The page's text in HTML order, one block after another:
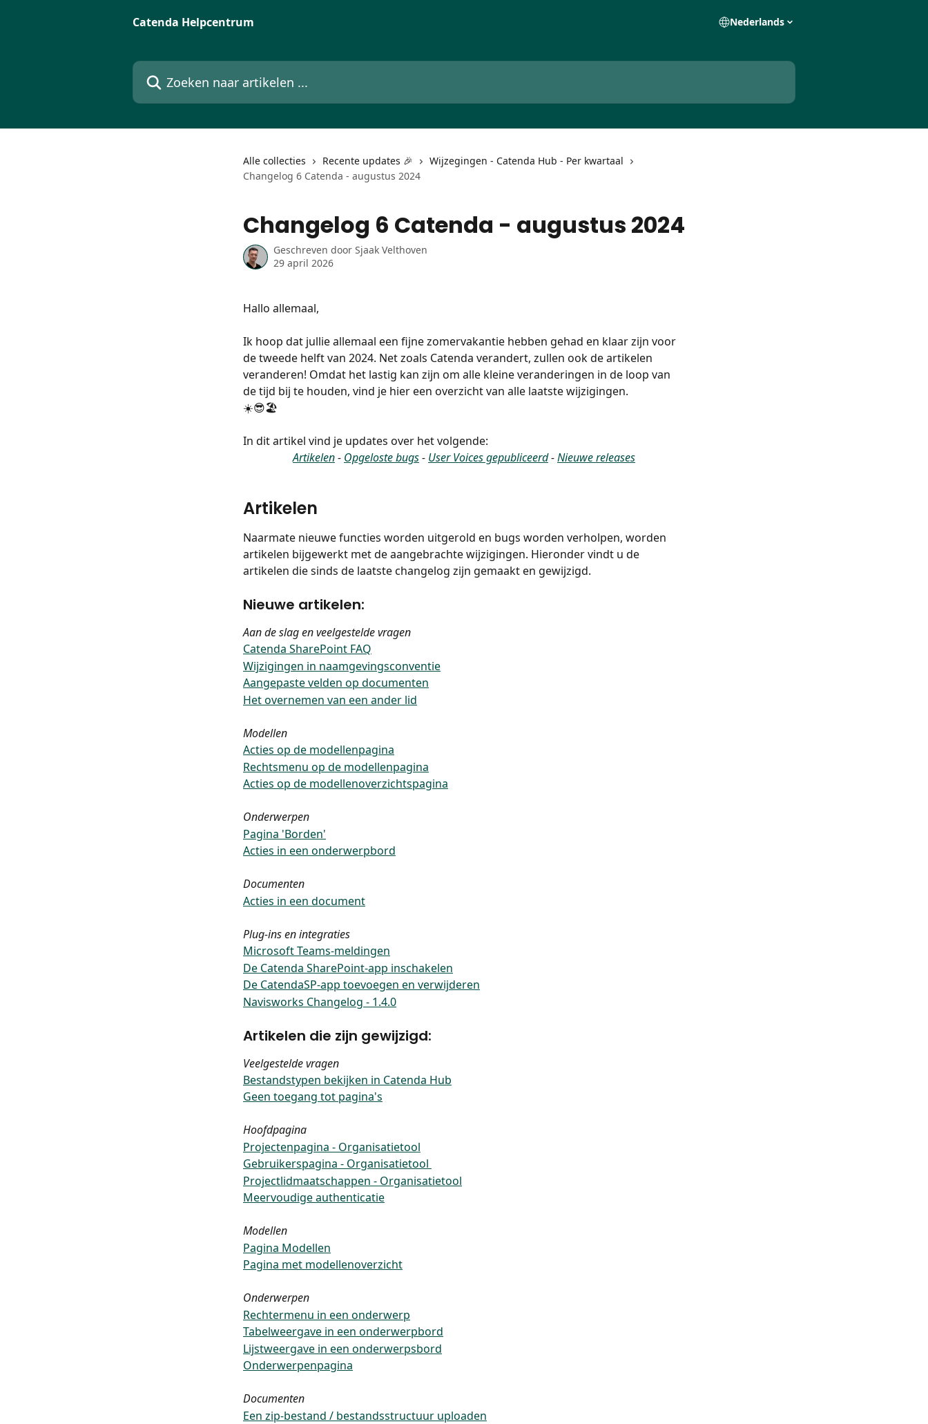
Catenda Helpcentrum
Nederlands
Zoeken naar artikelen ...
Alle collecties Recente updates 🎉
Wijzegingen - Catenda Hub - Per kwartaal
Changelog 6 Catenda - augustus 2024
Changelog 6 Catenda - augustus 2024
Geschreven door Sjaak Velthoven
29 april 2026
Hallo allemaal,
Ik hoop dat jullie allemaal een fijne zomervakantie hebben gehad en klaar zijn voor
de tweede helft van 2024. Net zoals Catenda verandert, zullen ook de artikelen
veranderen! Omdat het lastig kan zijn om alle kleine veranderingen in de loop van
de tijd bij te houden, vind je hier een overzicht van alle laatste wijzigingen.
☀️😎🏖️
In dit artikel vind je updates over het volgende:
Artikelen - Opgeloste bugs - User Voices gepubliceerd - Nieuwe releases
Artikelen
Naarmate nieuwe functies worden uitgerold en bugs worden verholpen, worden
artikelen bijgewerkt met de aangebrachte wijzigingen. Hieronder vindt u de
artikelen die sinds de laatste changelog zijn gemaakt en gewijzigd.
Nieuwe artikelen:
Aan de slag en veelgestelde vragen
Catenda SharePoint FAQ
Wijzigingen in naamgevingsconventie
Aangepaste velden op documenten
Het overnemen van een ander lid
Modellen
Acties op de modellenpagina
Rechtsmenu op de modellenpagina
Acties op de modellenoverzichtspagina
Onderwerpen
Pagina 'Borden'
Acties in een onderwerpbord
Documenten
Acties in een document
Plug-ins en integraties
Microsoft Teams-meldingen
De Catenda SharePoint-app inschakelen
De CatendaSP-app toevoegen en verwijderen
Navisworks Changelog - 1.4.0
Artikelen die zijn gewijzigd:
Veelgestelde vragen
Bestandstypen bekijken in Catenda Hub
Geen toegang tot pagina's
Hoofdpagina
Projectenpagina - Organisatietool
Gebruikerspagina - Organisatietool
Projectlidmaatschappen - Organisatietool
Meervoudige authenticatie
Modellen
Pagina Modellen
Pagina met modellenoverzicht
Onderwerpen
Rechtermenu in een onderwerp
Tabelweergave in een onderwerpbord
Lijstweergave in een onderwerpsbord
Onderwerpenpagina
Documenten
Een zip-bestand / bestandsstructuur uploaden